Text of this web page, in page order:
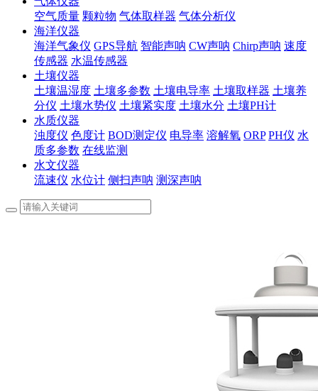
空气质量 颗粒物 气体取样器 气体分析仪
海洋仪器
海洋气象仪 GPS导航 智能声呐 CW声呐 Chirp声呐 速度
传感器 水温传感器
土壤仪器
土壤温湿度 土壤多参数 土壤电导率 土壤取样器 土壤养
分仪 土壤水势仪 土壤紧实度 土壤水分 土壤PH计
水质仪器
浊度仪 色度计 BOD测定仪 电导率 溶解氧 ORP PH仪 水
质多参数 在线监测
水文仪器
流速仪 水位计 侧扫声呐 测深声呐